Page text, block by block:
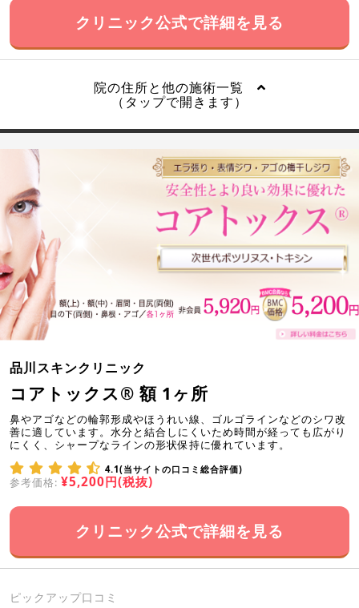
クリニック公式で詳細を見る
院の住所と他の施術一覧
（タップで開きます）
品川スキンクリニック
コアトックス® 額 1ヶ所
鼻やアゴなどの輪郭形成やほうれい線、ゴルゴラインなどのシワ改
善に適しています。水分と結合しにくいため時間が経っても広がり
にくく、シャープなラインの形状保持に優れています。
4.1(当サイトの口コミ総合評価)
参考価格: ¥5,200円(税抜)
クリニック公式で詳細を見る
ピックアップ口コミ